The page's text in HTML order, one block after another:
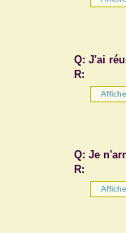
Q: J'ai
R:
Q: Je
R: